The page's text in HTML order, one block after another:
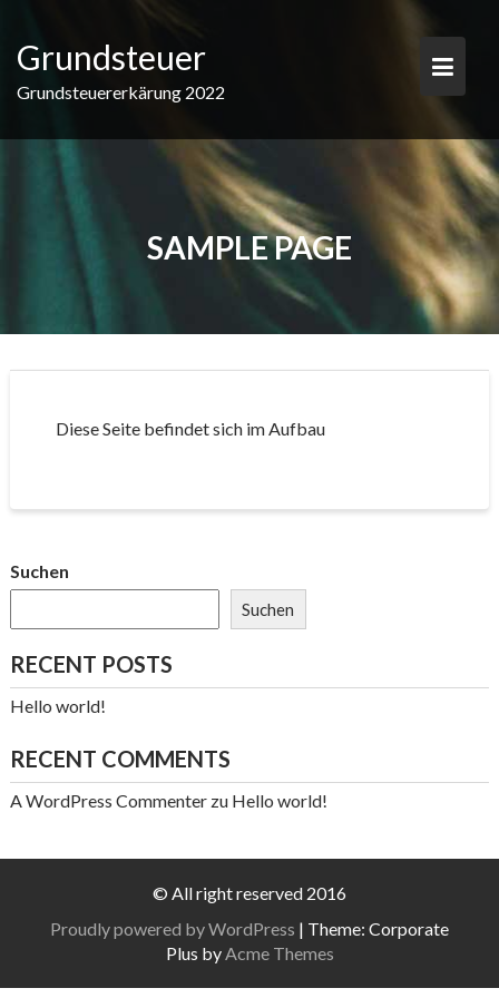
content
Grundsteuer
Grundsteuererkärung 2022
SAMPLE PAGE
Diese Seite befindet sich im Aufbau
Suchen
Suchen
RECENT POSTS
Hello world!
RECENT COMMENTS
A WordPress Commenterzu Hello world!
© All right reserved 2016
Proudly powered by WordPress | Theme: Corporate
Plus byAcme Themes